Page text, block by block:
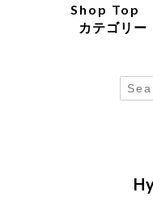
Shop Top
カテゴリー